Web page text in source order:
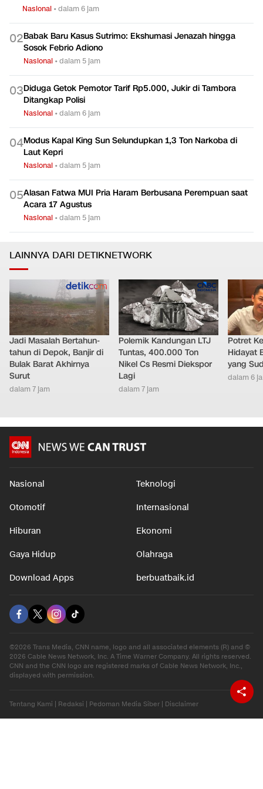
Nasional •dalam 6 jam
02Babak Baru Kasus Sutrimo: Ekshumasi Jenazah hingga
Sosok Febrio Adiono
Nasional •dalam 5 jam
03Diduga Getok Pemotor Tarif Rp5.000, Jukir di Tambora
Ditangkap Polisi
Nasional •dalam 6 jam
04Modus Kapal King Sun Selundupkan 1,3 Ton Narkoba di
Laut Kepri
Nasional •dalam 5 jam
05Alasan Fatwa MUI Pria Haram Berbusana Perempuan saat
Acara 17 Agustus
Nasional •dalam 5 jam
LAINNYA DARI DETIKNETWORK
Jadi Masalah Bertahun-
tahun di Depok, Banjir di
Bulak Barat Akhirnya
Surut
dalam 7 jam
Polemik Kandungan LTJ
Tuntas, 400.000 Ton
Nikel Cs Resmi Diekspor
Lagi
dalam 7 jam
Potret
Hidayat
yang
dalam 6
Nasional Teknologi
Otomotif Internasional
Hiburan Ekonomi
Gaya Hidup Olahraga
Download Apps berbuatbaik.id
©2026 Trans Media, CNN name, logo and all associated elements (R) and ©
2026 Cable News Network, Inc. A Time Warner Company. All rights reserved.
CNN and the CNN logo are registered marks of Cable News Network, Inc.,
displayed with permission.
Tentang Kami Redaksi Pedoman Media Siber Disclaimer